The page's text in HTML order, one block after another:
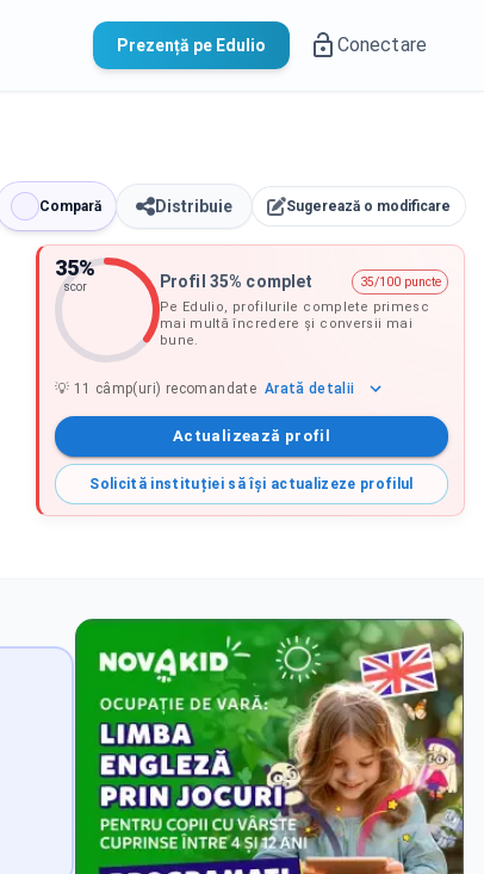
Prezență pe Edulio Conectare
Compară Distribuie Sugerează o modificare
35%
scor Profil 35% complet
35/100 puncte
Pe Edulio, profilurile complete primesc
mai multă încredere și conversii mai
bune.
💡 11 câmp(uri) recomandate Arată detalii
Actualizează profil
Solicită instituției să își actualizeze profilul